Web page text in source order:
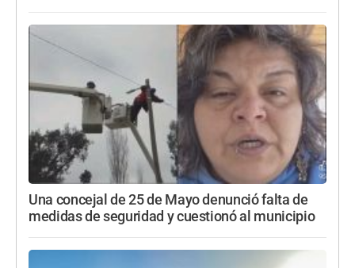
Una concejal de 25 de Mayo denunció falta de
medidas de seguridad y cuestionó al municipio